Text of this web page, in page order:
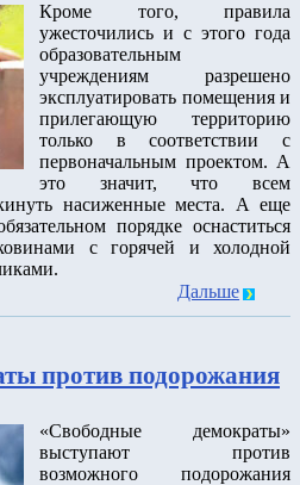
Кроме того, правила
ужесточились и с этого года
образовательным
учреждениям разрешено
эксплуатировать помещения и
прилегающую территорию
только в соответствии с
первоначальным проектом. А
это значит, что всем
насиженные места. А еще
порядке оснаститься
с горячей и холодной
Дальше
против подорожания
«Свободные демократы»
выступают против
возможного подорожания